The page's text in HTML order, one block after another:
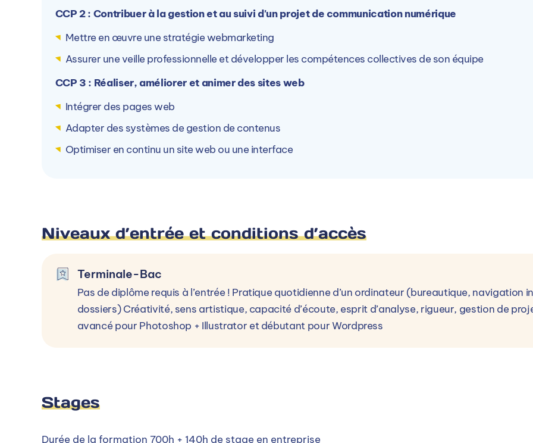
CCP 2 : Contribuer à la gestion et au suivi d'un projet de communication numérique
Mettre en œuvre une stratégie webmarketing
Assurer une veille professionnelle et développer les compétences collectives de son équipe
CCP 3 : Réaliser, améliorer et animer des sites web
Intégrer des pages web
Adapter des systèmes de gestion de contenus
Optimiser en continu un site web ou une interface
Niveaux d’entrée et conditions d’accès
Terminale-Bac
Pas de diplôme requis à l’entrée ! Pratique quotidienne d’un ordinateur (bureautique, navigation
dossiers) Créativité, sens artistique, capacité d’écoute, esprit d’analyse, rigueur, gestion de
avancé pour Photoshop + Illustrator et débutant pour Wordpress
Stages
Durée de la formation 700h + 140h de stage en entreprise
Autres campus ARINFO
La formation est dispensée en alternance sur 5 autre(s) campus ARINFO.
ARINFO Nantes (44)
1 Rue Emile Masson, 44000 Nantes, France